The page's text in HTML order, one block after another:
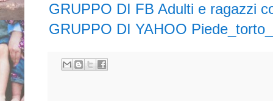
GRUPPO DI FB Adulti e ragazzi
GRUPPO DI YAHOO